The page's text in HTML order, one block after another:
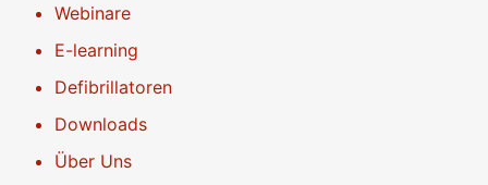
Webinare
E-learning
Defibrillatoren
Downloads
Über Uns